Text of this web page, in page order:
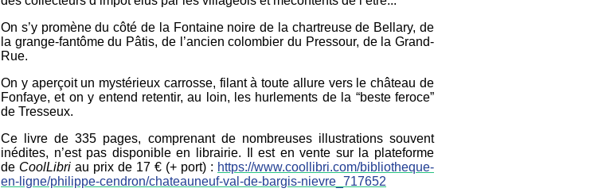
On s’y promène du côté de la Fontaine noire de la chartreuse de Bellary, de
la grange-fantôme du Pâtis, de l’ancien colombier du Pressour, de la Grand-
Rue.
On y aperçoit un mystérieux carrosse, filant à toute allure vers le château de
Fonfaye, et on y entend retentir, au loin, les hurlements de la “beste feroce”
de Tresseux.
Ce livre de 335 pages, comprenant de nombreuses illustrations souvent
inédites, n’est pas disponible en librairie. Il est en vente sur la plateforme
de CoolLibri au prix de 17 € (+ port) : https://www.coollibri.com/bibliotheque-
en-ligne/philippe-cendron/chateauneuf-val-de-bargis-nievre_717652